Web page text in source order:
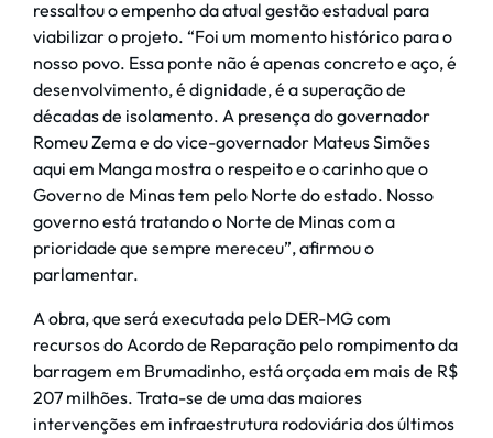
ressaltou o empenho da atual gestão estadual para
viabilizar o projeto. “Foi um momento histórico para o
nosso povo. Essa ponte não é apenas concreto e aço, é
desenvolvimento, é dignidade, é a superação de
décadas de isolamento. A presença do governador
Romeu Zema e do vice-governador Mateus Simões
aqui em Manga mostra o respeito e o carinho que o
Governo de Minas tem pelo Norte do estado. Nosso
governo está tratando o Norte de Minas com a
prioridade que sempre mereceu”, afirmou o
parlamentar.
A obra, que será executada pelo DER-MG com
recursos do Acordo de Reparação pelo rompimento da
barragem em Brumadinho, está orçada em mais de R$
207 milhões. Trata-se de uma das maiores
intervenções em infraestrutura rodoviária dos últimos